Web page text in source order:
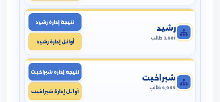
رشيد
3,681 طالب
نتيجة إدارة رشيد
أوائل إدارة رشيد
شبراخيت
4,969 طالب
نتيجة إدارة شبراخيت
أوائل إدارة شبراخيت